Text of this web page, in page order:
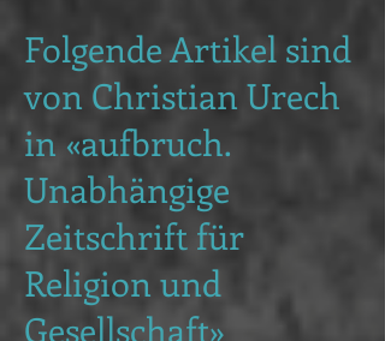
Folgende Artikel sind
von Christian Urech
in «aufbruch.
Unabhängige
Zeitschrift für
Religion und
Gesellschaft»